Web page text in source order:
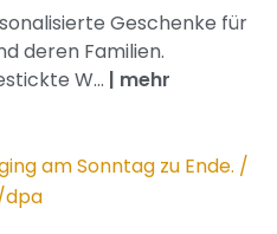
Geschenke für
deren Familien.
W... | mehr